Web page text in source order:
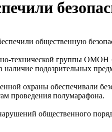
общественную
технической группы
подозрительных
охраны обеспечивали
проведения полумарафона.
общественного